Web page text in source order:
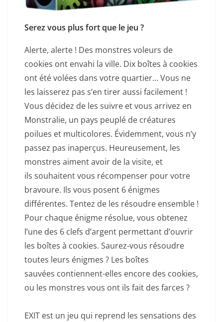
Serez vous plus fort que le jeu ?
Alerte, alerte ! Des monstres voleurs de
cookies ont envahi la ville. Dix boîtes à cookies
ont été volées dans votre quartier… Vous ne
les laisserez pas s’en tirer aussi facilement !
Vous décidez de les suivre et vous arrivez en
Monstralie, un pays peuplé de créatures
poilues et multicolores. Évidemment, vous n’y
passez pas inaperçus. Heureusement, les
monstres aiment avoir de la visite, et
ils souhaitent vous récompenser pour votre
bravoure. Ils vous posent 6 énigmes
différentes. Tentez de les résoudre ensemble !
Pour chaque énigme résolue, vous obtenez
l’une des 6 clefs d’argent permettant d’ouvrir
les boîtes à cookies. Saurez-vous résoudre
toutes leurs énigmes ? Les boîtes
sauvées contiennent-elles encore des cookies,
ou les monstres vous ont ils fait des farces ?
EXIT est un jeu qui reprend les sensations des